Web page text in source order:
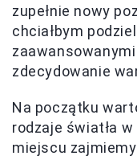
zupełnie nowy
chciałbym
zdecydowanie
Na początku
rodzaje światła
miejscu